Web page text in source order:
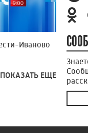
Иваново
ПОКАЗАТЬ ЕЩЕ